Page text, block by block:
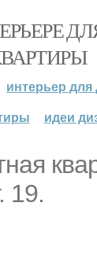
интерьер
идеи
19.